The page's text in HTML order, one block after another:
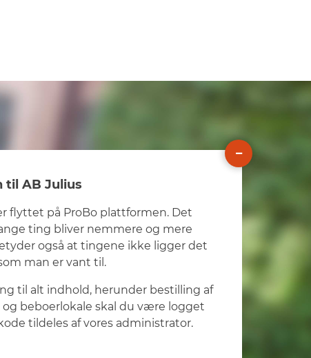
til AB Julius
flyttet på ProBo plattformen. Det
ting bliver nemmere og mere
også at tingene ikke ligger det
man er vant til.
til alt indhold, herunder bestilling af
beboerlokale skal du være logget
tildeles af vores administrator.